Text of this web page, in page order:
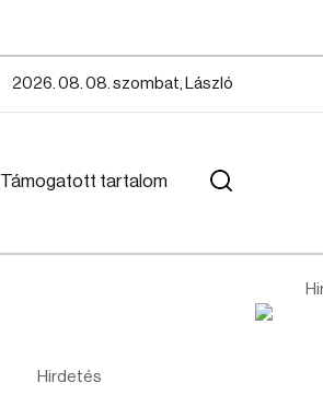
2026. 08. 08. szombat, László
Támogatott tartalom
Hirdetés